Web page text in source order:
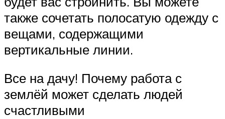
также сочетать полосатую одежду с
вещами, содержащими
вертикальные линии.
Все на дачу! Почему работа с
землёй может сделать людей
счастливыми